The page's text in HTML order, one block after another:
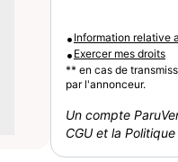
• Information relative
• Exercer mes droits
** en cas de
par l'annonceur.
Un compte
CGU et la